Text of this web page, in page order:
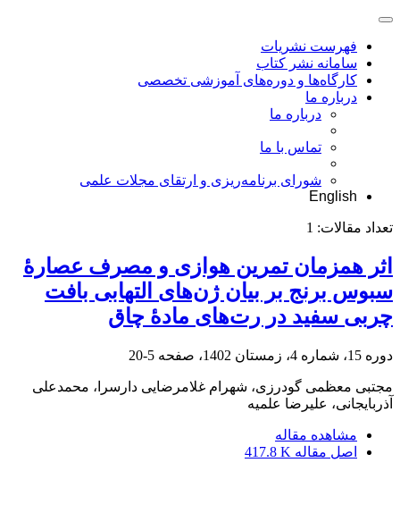
فهرست نشریات
سامانه نشر کتاب
کارگاه‌ها و دوره‌های آموزشی تخصصی
درباره ما
درباره ما
تماس با ما
شورای برنامه‌ریزی و ارتقای مجلات علمی
English
تعداد مقالات: 1
اثر همزمان تمرین هوازی و مصرف عصارۀ
سبوس برنج بر بیان ژن‌های التهابی بافت
چربی سفید در رت‌های مادۀ چاق
دوره 15، شماره 4، زمستان 1402، صفحه 5-20
مجتبی معظمی گودرزی، شهرام غلامرضایی دارسرا، محمدعلی
آذربایجانی، علیرضا علمیه
مشاهده مقاله
اصل مقاله 417.8 K